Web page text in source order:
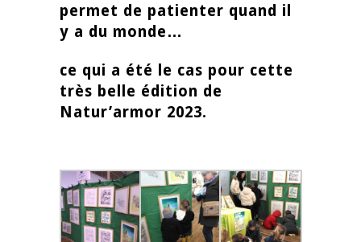
permet de patienter quand il
y a du monde…
ce qui a été le cas pour cette
très belle édition de
Natur’armor 2023.